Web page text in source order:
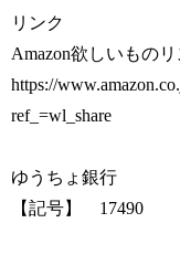
リンク
Amazon欲しいものリ
https://
ref_=wl_share
ゆうちょ銀行
【記号】 17490